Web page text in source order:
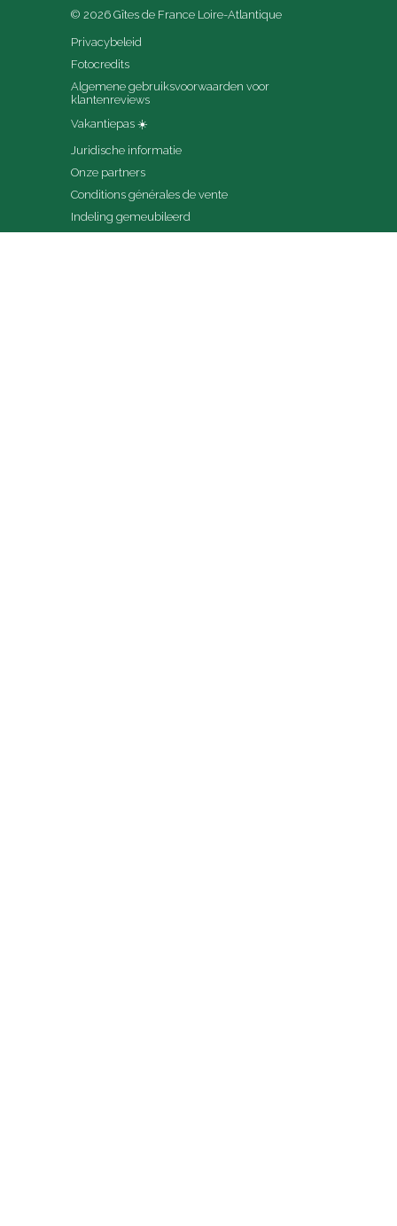
© 2026 Gîtes de France Loire-Atlantique
Privacybeleid
Fotocredits
Algemene gebruiksvoorwaarden voor
klantenreviews
Vakantiepas ☀️
Juridische informatie
Onze partners
Conditions générales de vente
Indeling gemeubileerd